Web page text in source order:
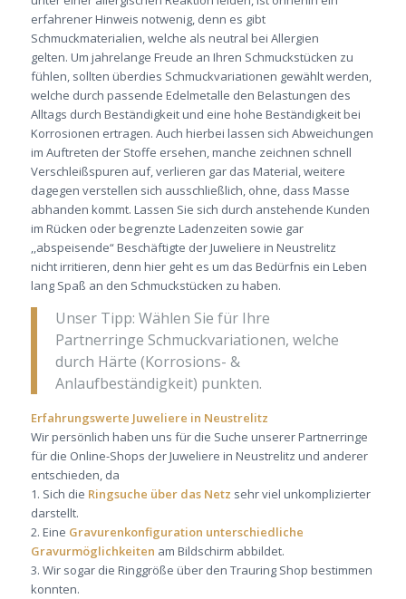
erfahrener Hinweis notwenig, denn es gibt
Schmuckmaterialien, welche als neutral bei Allergien
gelten. Um jahrelange Freude an Ihren Schmuckstücken zu
fühlen, sollten überdies Schmuckvariationen gewählt werden,
welche durch passende Edelmetalle den Belastungen des
Alltags durch Beständigkeit und eine hohe Beständigkeit bei
Korrosionen ertragen. Auch hierbei lassen sich Abweichungen
im Auftreten der Stoffe ersehen, manche zeichnen schnell
Verschleißspuren auf, verlieren gar das Material, weitere
dagegen verstellen sich ausschließlich, ohne, dass Masse
abhanden kommt. Lassen Sie sich durch anstehende Kunden
im Rücken oder begrenzte Ladenzeiten sowie gar
,,abspeisende“ Beschäftigte der Juweliere in Neustrelitz
nicht irritieren, denn hier geht es um das Bedürfnis ein Leben
lang Spaß an den Schmuckstücken zu haben.
Unser Tipp: Wählen Sie für Ihre
Partnerringe Schmuckvariationen, welche
durch Härte (Korrosions- &
Anlaufbeständigkeit) punkten.
Erfahrungswerte Juweliere in Neustrelitz
Wir persönlich haben uns für die Suche unserer Partnerringe
für die Online-Shops der Juweliere in Neustrelitz und anderer
entschieden, da
1. Sich die Ringsuche über das Netz sehr viel unkomplizierter
darstellt.
2. Eine Gravurenkonfiguration unterschiedliche
Gravurmöglichkeiten am Bildschirm abbildet.
3. Wir sogar die Ringgröße über den Trauring Shop bestimmen
konnten.